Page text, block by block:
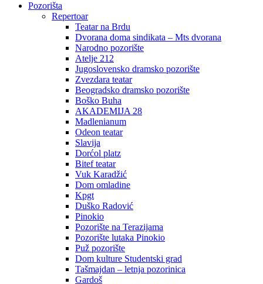
Pozorišta
Repertoar
Teatar na Brdu
Dvorana doma sindikata – Mts dvorana
Narodno pozorište
Atelje 212
Jugoslovensko dramsko pozorište
Zvezdara teatar
Beogradsko dramsko pozorište
Boško Buha
AKADEMIJA 28
Madlenianum
Odeon teatar
Slavija
Dorćol platz
Bitef teatar
Vuk Karadžić
Dom omladine
Kpgt
Duško Radović
Pinokio
Pozorište na Terazijama
Pozorište lutaka Pinokio
Puž pozorište
Dom kulture Studentski grad
Tašmajdan – letnja pozorinica
Gardoš